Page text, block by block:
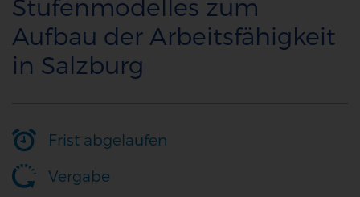
Stufenmodelles zum
Aufbau der Arbeitsfähigkeit
in Salzburg
Frist abgelaufen
Vergabe